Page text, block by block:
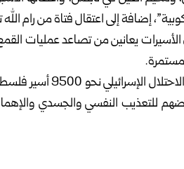
إضافة إلى اعتقال فتاة من رام
يعانين من تصاعد عمليات
ويقبع في سجون
للتعذيب النفسي والجسدي